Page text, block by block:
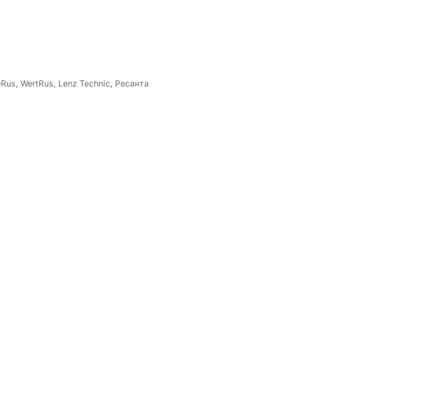
WertRus, Lenz Technic, Ресанта